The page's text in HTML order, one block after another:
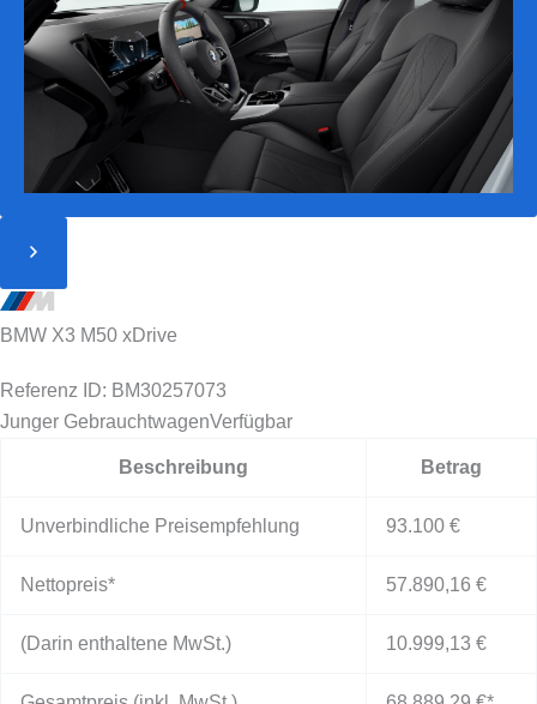
BMW X3 M50 xDrive
Referenz ID: BM30257073
Junger GebrauchtwagenVerfügbar
Beschreibung Betrag
Unverbindliche Preisempfehlung 93.100 €
Nettopreis* 57.890,16 €
(Darin enthaltene MwSt.) 10.999,13 €